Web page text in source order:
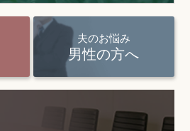
夫のお悩み
男性の方へ